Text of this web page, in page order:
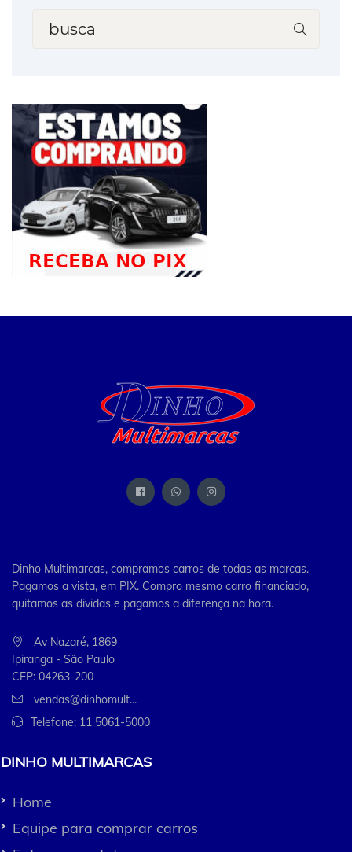
Dinho Multimarcas, compramos carros de todas as marcas.
Pagamos a vista, em PIX. Compro mesmo carro financiado,
quitamos as dividas e pagamos a diferença na hora.
Av Nazaré, 1869
Ipiranga - São Paulo
CEP: 04263-200
vendas@dinhomult...
Telefone: 11 5061-5000
DINHO MULTIMARCAS
Home
Equipe para comprar carros